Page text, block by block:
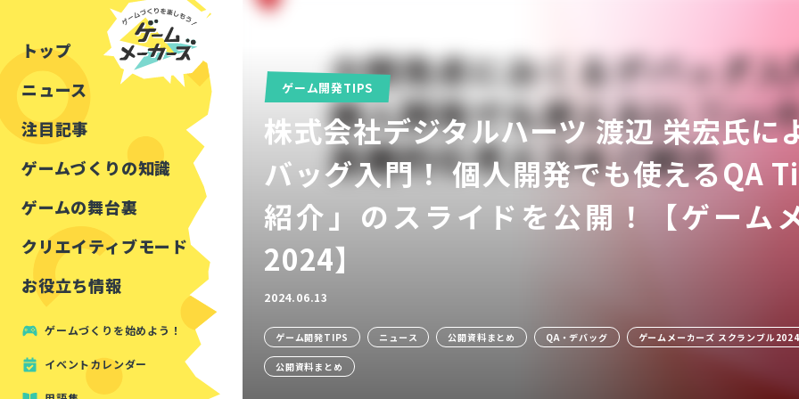
トップ
ニュース
注目記事
ゲームづくりの知識
チュートリアル
ルールをつくる
しくみをつくる
見た目を良くする
ゲームの舞台裏
インタビュー
講演レポート
クリエイティブモード
フォートナイト
マインクラフト
お役立ち情報
公開資料まとめ
イベントレポート
注目・定番の〇〇
アセットレビュー
ツール紹介
ゲームづくりを始めよう！
イベントカレンダー
ゲーム開発TIPS
株式会社デジタルハーツ 渡辺 栄宏氏に
バッグ入門！ 個人開発でも使えるQA
紹介」のスライドを公開！【ゲーム
2024】
2024.06.13
ゲーム開発TIPS ニュース 公開資料まとめ QA・デバッグ ゲームメーカーズ スクランブル2024
公開資料まとめ